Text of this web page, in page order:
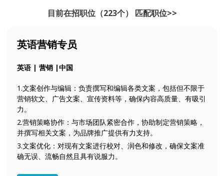
目前在招职位（223个） 匹配职位>>
英语营销专员
英语 | 营销 |中国
1.文案创作与编辑：负责撰写和编辑各类文案，包括但不限于
营销软文、广告文案、宣传资料等，确保内容高质量、有吸引
力。
2.营销策略协作：与市场团队紧密合作，协助制定营销策略，
并撰写相关文案，为品牌推广提供有力支持。
3.文案优化：对现有文案进行校对、润色和修改，确保文案准
确无误、流畅自然且具有说服力。